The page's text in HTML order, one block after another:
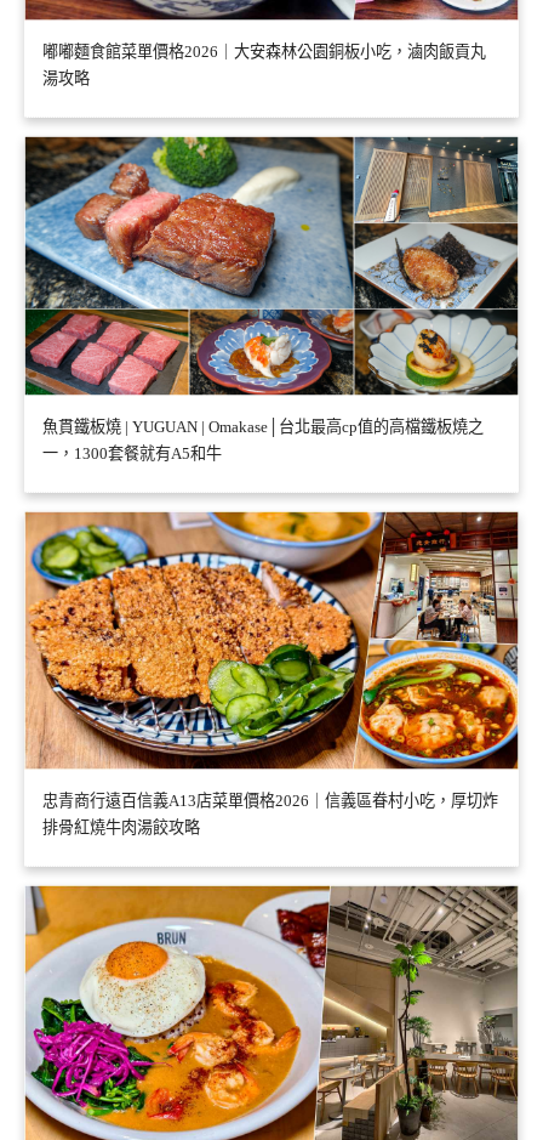
嘟嘟麵食館菜單價格2026｜大安森林公園銅板小吃，滷肉飯貢丸
湯攻略
魚貫鐵板燒 | YUGUAN | Omakase│台北最高cp值的高檔鐵板燒之
一，1300套餐就有A5和牛
忠青商行遠百信義A13店菜單價格2026｜信義區眷村小吃，厚切炸
排骨紅燒牛肉湯餃攻略